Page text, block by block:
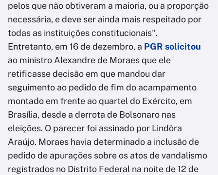
pelos que não obtiveram a maioria, ou a proporção
necessária, e deve ser ainda mais respeitado por
todas as instituições constitucionais".
Entretanto, em 16 de dezembro, a PGR solicitou
ao ministro Alexandre de Moraes que ele
retificasse decisão em que mandou dar
seguimento ao pedido de fim do acampamento
montado em frente ao quartel do Exército, em
Brasília, desde a derrota de Bolsonaro nas
eleições. O parecer foi assinado por Lindôra
Araújo. Moraes havia determinado a inclusão de
pedido de apurações sobre os atos de vandalismo
registrados no Distrito Federal na noite de 12 de